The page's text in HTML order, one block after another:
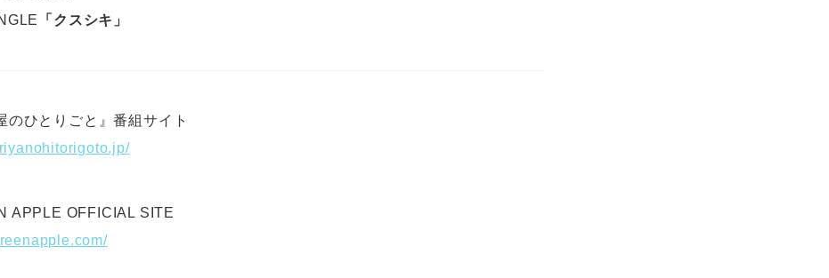
「クスシキ」
のひとりごと』番組サイト
APPLE OFFICIAL SITE